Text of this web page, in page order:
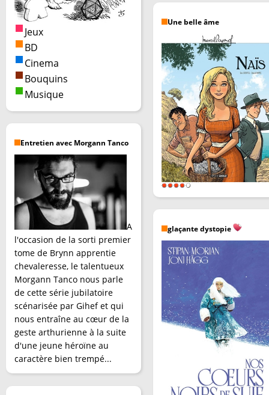
Jeux
BD
Cinema
Bouquins
Musique
Entretien avec Morgann Tanco
A
l'occasion de la sorti premier
tome de Brynn apprentie
chevaleresse, le talentueux
Morgann Tanco nous parle
de cette série jubilatoire
scénarisée par Gihef et qui
nous entraîne au cœur de la
geste arthurienne à la suite
d'une jeune héroïne au
caractère bien trempé...
Une belle âme
glaçante dystopie